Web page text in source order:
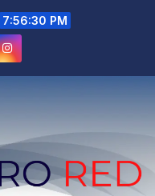
7:56:31 PM